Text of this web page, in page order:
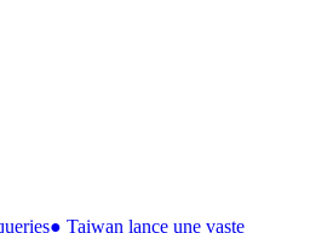
●Taiwan lance une vaste